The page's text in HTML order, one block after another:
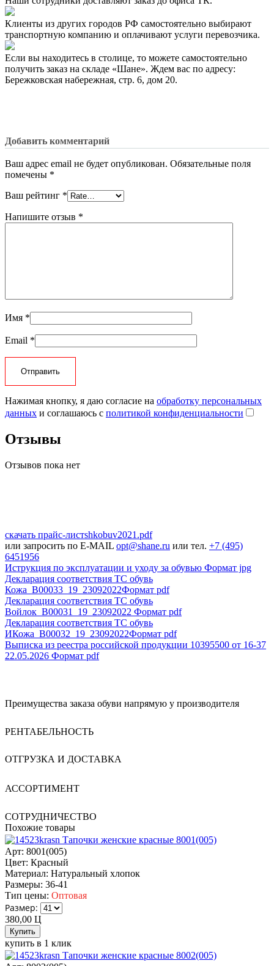
Клиенты из других городов РФ самостоятельно выбирают
транспортную компанию и оплачивают услуги перевозчика.
Если вы находитесь в столице, то можете самостоятельно
получить заказ на складе «Шане». Ждем вас по адресу:
Бережковская набережная, стр. 6, дом 20.
Добавить комментарий
Ваш адрес email не будет опубликован. Обязательные поля
помечены *
Ваш рейтинг *
Напишите отзыв *
Имя *
Email *
Нажимая кнопку, я даю согласие на обработку персональных
данных и соглашаюсь с политикой конфиденциальности
Отзывы
Отзывов пока нет
скачать прайс-листshkobuv2021 .pdf
или запросить по E-MAIL opt@shane.ru или тел. +7 (495)
6451956
Иструкция по эксплуатации и уходу за обувью Формат jpg
Декларация соответствия ТС обувь
Кожа_В00033_19_23092022Формат pdf
Декларация соответствия ТС обувь
Войлок_B00031_19_23092022 Формат pdf
Декларация соответствия ТС обувь
ИКожа_В00032_19_23092022Формат pdf
Выписка из реестра российской продукции 10395500 от 16-37
22.05.2026 Формат pdf
Преимущества заказа обуви напрямую у производителя
РЕНТАБЕЛЬНОСТЬ
ОТГРУЗКА И ДОСТАВКА
АССОРТИМЕНТ
СОТРУДНИЧЕСТВО
Похожие товары
Тапочки женские красные 8001(005)
Арт: 8001(005)
Цвет: Красный
Материал: Натуральный хлопок
Размеры: 36-41
Тип цены: Оптовая
Размер:
380,00 Ц
купить в 1 клик
Тапочки женские красные 8002(005)